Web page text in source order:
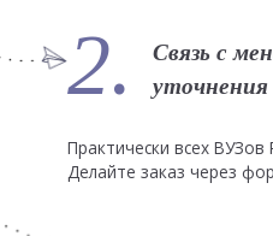
2.
Связь с
Практически всех ВУЗов
Делайте заказ через